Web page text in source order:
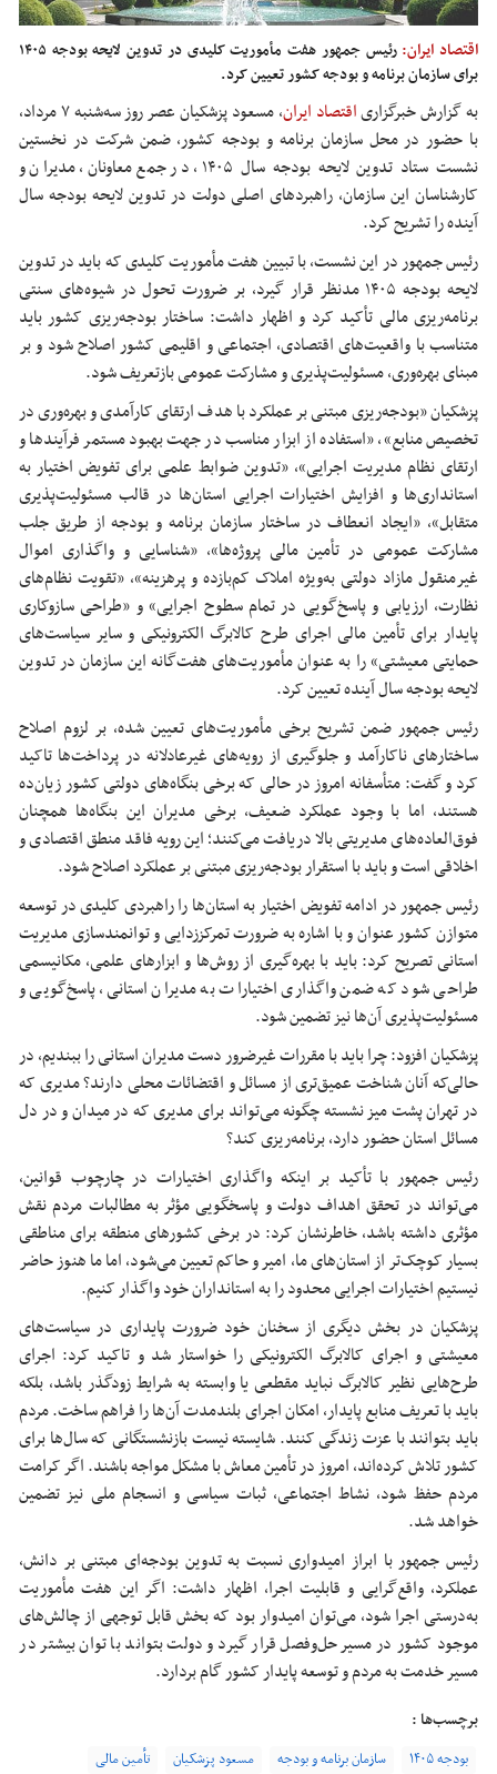
اقتصاد ایران:
رئیس جمهور هفت مأموریت کلیدی در تدوین لایحه بودجه ۱۴۰۵
برای سازمان برنامه و بودجه کشور تعیین کرد.
به گزارش خبرگزاریاقتصاد ایران
، مسعود پزشکیان عصر روز سه‌شنبه ۷ مرداد،
با حضور در محل سازمان برنامه و بودجه کشور، ضمن شرکت در نخستین
نشست ستاد تدوین لایحه بودجه سال ۱۴۰۵، در جمع معاونان، مدیران و
کارشناسان این سازمان، راهبردهای اصلی دولت در تدوین لایحه بودجه سال
آینده راتشریحکرد.
رئیس جمهور در این نشست، با تبیینهفتمأموریت کلیدی که باید در تدوین
لایحه بودجه ۱۴۰۵ مدنظر قرار گیرد، بر ضرورت تحول در شیوه‌های سنتی
برنامه‌ریزی مالی تأکید کرد و اظهار داشت: ساختار بودجه‌ریزی کشور باید
متناسب با واقعیت‌های اقتصادی، اجتماعی و اقلیمی کشور اصلاح شود وبر
مبنایبهره‌وری، مسئولیت‌پذیری و مشارکتعمومیبازتعریف شود.
پزشکیان «بودجه‌ریزیمبتنی برعملکرد با هدف ارتقای کارآمدی و بهره‌وری در
تخصیص منابع»، «استفاده از ابزار مناسب در جهت بهبود مستمر فرآیندها و
ارتقای نظام مدیریت اجرایی»، «تدوین ضوابط علمی برای تفویض اختیار به
استانداری‌ها و افزایش اختیارات اجرایی استان‌ها در قالب مسئولیت‌پذیری
متقابل»، «ایجاد انعطاف در ساختار سازمان برنامه و بودجه از طریق جلب
مشارکت عمومی در تأمین مالی پروژه‌ها»، «شناسایی و واگذاری اموال
غیرمنقول مازاد دولتی به‌ویژه املاک کم‌بازده و پرهزینه»، «تقویت نظام‌های
نظارت، ارزیابی و پاسخ‌گویی در تمام سطوح اجرایی» و «طراحی سازوکاری
پایدار برای تأمین مالی اجرای طرح کالابرگ الکترونیکی و سایر سیاست‌های
حمایتی معیشتی» را به عنوان مأموریت‌های هفت‌گانه این سازمان در تدوین
لایحه بودجه سال آینده تعیین کرد.
رئیس جمهور ضمن تشریح برخی مأموریت‌های تعیین شده، بر لزوم اصلاح
ساختارهای ناکارآمد و جلوگیری از رویه‌های غیرعادلانه در پرداخت‌ها تاکید
کردو گفت‌: متأسفانه امروز در حالی که برخی بنگاه‌های دولتی کشور زیان‌ده
هستند، اما با وجود عملکرد ضعیف، برخی مدیران این بنگاه‌ها همچنان
فوق‌العاده‌های مدیریتی بالا دریافت می‌کنند؛ این رویه فاقد منطق اقتصادی و
اخلاقی است و باید با استقرار بودجه‌ریزیمبتنی برعملکرد اصلاح شود.
رئیس جمهور در ادامه تفویض اختیار به استان‌ها را راهبردی کلیدی در توسعه
متوازن کشورعنوان وبا اشاره به ضرورت تمرکززدایی و توانمندسازی مدیریت
استانیتصریح کرد: باید با بهره‌گیری از روش‌ها و ابزارهای علمی، مکانیسمی
طراحی شود که ضمن واگذاری اختیارات به مدیران استانی، پاسخ‌گویی و
مسئولیت‌پذیری آن‌ها نیز تضمین شود.
پزشکیان افزود: چرا باید با مقرراتغیرضروردست مدیران استانی را ببندیم، در
حالی‌که آنان شناخت عمیق‌تری از مسائل و اقتضائات محلی دارند؟ مدیری که
در تهران پشت میز نشسته چگونه می‌تواند برای مدیری که در میدان و در دل
مسائل استان حضور دارد، برنامه‌ریزی کند؟
رئیس جمهور با تأکید بر اینکه واگذاری اختیارات در چارچوب قوانین،
می‌تواند در تحقق اهداف دولت و پاسخگویی مؤثر به مطالبات مردم نقش
مؤثری داشته باشد، خاطرنشان کرد: در برخی کشورهای منطقه برای مناطقی
بسیار کوچک‌تر از استان‌های ما، امیرو حاکم تعیین می‌شود، اما ما هنوز حاضر
نیستیم اختیارات اجرایی محدود را به استانداران خود واگذار کنیم.
پزشکیان در بخش دیگری از سخنان خود ضرورت پایداری در سیاست‌های
معیشتی و اجرای کالابرگ الکترونیکی را خواستار شد و تاکید کرد: اجرای
طرح‌هایینظیر کالابرگ نباید مقطعی یا وابسته به شرایط زودگذر باشد، بلکه
باید با تعریف منابع پایدار، امکان اجرای بلندمدت آن‌ها را فراهم ساخت. مردم
باید بتوانند با عزت زندگی کنند. شایسته نیست بازنشستگانی که سال‌ها برای
کشور تلاش کرده‌اند، امروز در تأمین معاش با مشکل مواجه باشند. اگر کرامت
مردم حفظ شود، نشاط اجتماعی، ثبات سیاسی و انسجام ملی نیز تضمین
خواهد شد.
رئیس جمهور با ابراز امیدواری نسبت به تدوین بودجه‌ای مبتنی بر دانش،
عملکرد، واقع‌گرایی و قابلیت اجرا، اظهار داشت: اگر این هفت مأموریت
به‌درستی اجرا شود، می‌توان امیدوار بود که بخش قابل توجهی از چالش‌های
موجود کشور درمسیرحل‌وفصل قرار گیرد و دولت بتواند با توان بیشتر در
مسیرخدمت به مردم و توسعه پایدار کشور گام بردارد.
برچسب‌ها :
بودجه ۱۴۰۵ سازمان برنامه و بودجه مسعود پزشکیان
تأمین مالی